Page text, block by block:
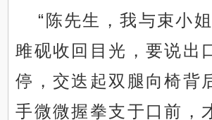
“陈先生，我与束小
雎砚收回目光，要说出
停，交迭起双腿向椅背
手微微握拳支于口前，